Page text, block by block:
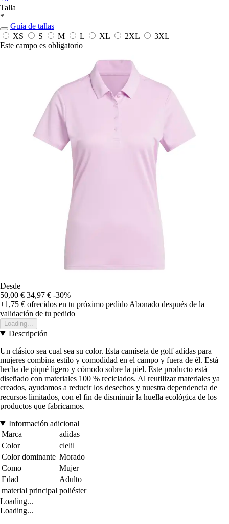
Talla
*
Guía de tallas
XS
S M L XL 2XL
3XL
Este campo es obligatorio
Desde
50,00 € 34,97 € -30%
+1,75 € ofrecidos en tu próximo pedido Abonado después de la
validación de tu pedido
Loading...
Descripción
Un clásico sea cual sea su color. Esta camiseta de golf adidas para
mujeres combina estilo y comodidad en el campo y fuera de él. Está
hecha de piqué ligero y cómodo sobre la piel. Este producto está
diseñado con materiales 100 % reciclados. Al reutilizar materiales ya
creados, ayudamos a reducir los desechos y nuestra dependencia de
recursos limitados, con el fin de disminuir la huella ecológica de los
productos que fabricamos.
Información adicional
Marca
adidas
Color
clelil
Color dominante Morado
Como
Mujer
Edad
Adulto
material principal poliéster
Loading...
Loading...